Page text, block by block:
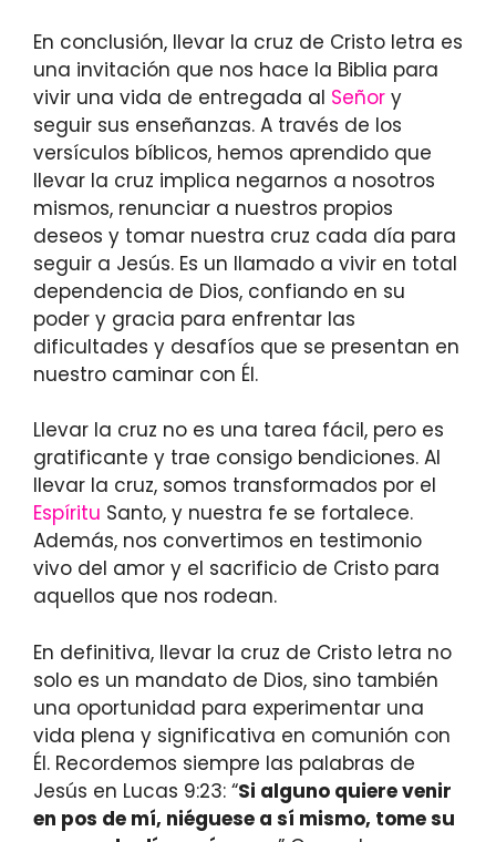
En conclusión, llevar la cruz de Cristo letra es
una invitación que nos hace la Biblia para
vivir una vida de entregada al Señor y
seguir sus enseñanzas. A través de los
versículos bíblicos, hemos aprendido que
llevar la cruz implica negarnos a nosotros
mismos, renunciar a nuestros propios
deseos y tomar nuestra cruz cada día para
seguir a Jesús. Es un llamado a vivir en total
dependencia de Dios, confiando en su
poder y gracia para enfrentar las
dificultades y desafíos que se presentan en
nuestro caminar con Él.
Llevar la cruz no es una tarea fácil, pero es
gratificante y trae consigo bendiciones. Al
llevar la cruz, somos transformados por el
Espíritu Santo, y nuestra fe se fortalece.
Además, nos convertimos en testimonio
vivo del amor y el sacrificio de Cristo para
aquellos que nos rodean.
En definitiva, llevar la cruz de Cristo letra no
solo es un mandato de Dios, sino también
una oportunidad para experimentar una
vida plena y significativa en comunión con
Él. Recordemos siempre las palabras de
Jesús en Lucas 9:23: “Si alguno quiere venir
en pos de mí, niéguese a sí mismo, tome su